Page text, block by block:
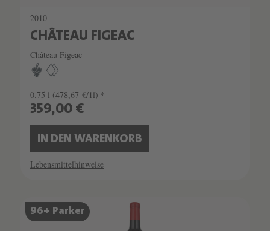
2010
CHÂTEAU FIGEAC
Château Figeac
0.75 l (478,67 €/1l) *
359,00 €
IN DEN WARENKORB
Lebensmittelhinweise
SCHATZKAMMER
SEHR LIMITIERT
96+ Parker